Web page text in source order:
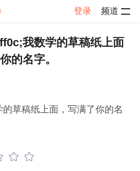
登录 频道
感慨 帖子详情
我数学的草稿纸上面
的名字。
草稿纸上面，写满了你的名